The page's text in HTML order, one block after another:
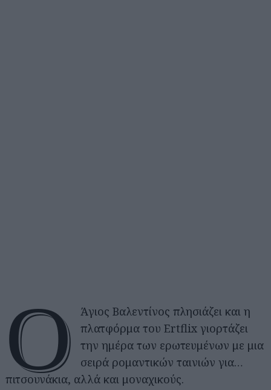
Ο
Άγιος Βαλεντίνος πλησιάζει και η
πλατφόρμα του Ertflix γιορτάζει
την ημέρα των ερωτευμένων με μια
σειρά ρομαντικών ταινιών για…
πιτσουνάκια, αλλά και μοναχικούς.